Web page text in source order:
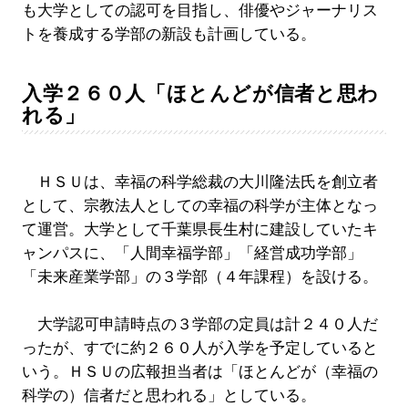
も大学としての認可を目指し、俳優やジャーナリス
トを養成する学部の新設も計画している。
入学２６０人「ほとんどが信者と思わ
れる」
ＨＳＵは、幸福の科学総裁の大川隆法氏を創立者
として、宗教法人としての幸福の科学が主体となっ
て運営。大学として千葉県長生村に建設していたキ
ャンパスに、「人間幸福学部」「経営成功学部」
「未来産業学部」の３学部（４年課程）を設ける。
大学認可申請時点の３学部の定員は計２４０人だ
ったが、すでに約２６０人が入学を予定していると
いう。ＨＳＵの広報担当者は「ほとんどが（幸福の
科学の）信者だと思われる」としている。